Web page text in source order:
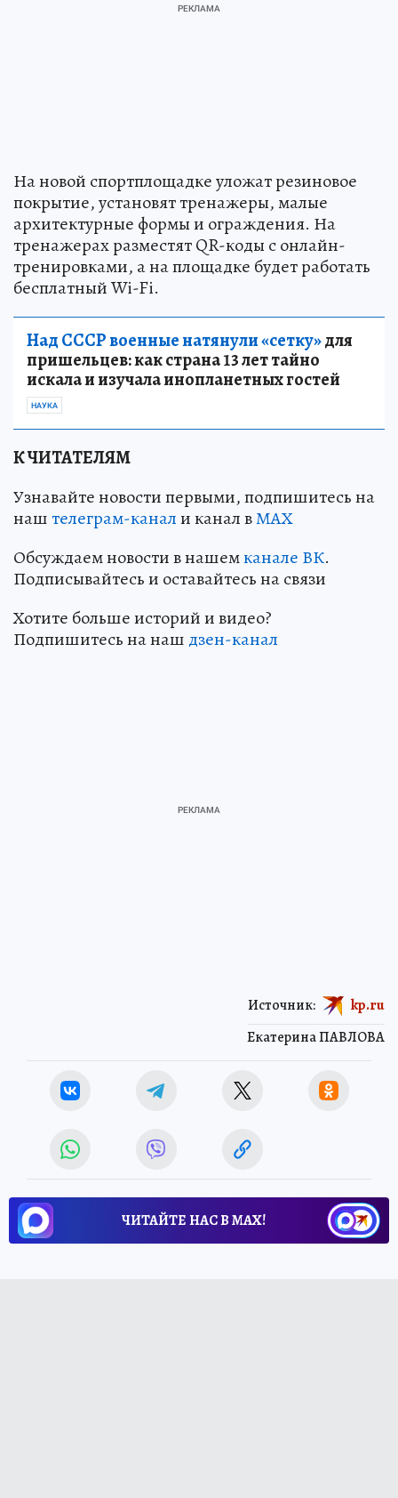
На новой спортплощадке уложат резиновое
покрытие, установят тренажеры, малые
архитектурные формы и ограждения. На
тренажерах разместят QR-коды с онлайн-
тренировками, а на площадке будет работать
бесплатный Wi-Fi.
Над СССР военные натянули «сетку»для
пришельцев: как страна 13 лет тайно
искала и изучала инопланетных гостей
НАУКА
К ЧИТАТЕЛЯМ
Узнавайте новости первыми, подпишитесь на
наштелеграм-канали канал вМАХ
Обсуждаем новости в нашемканале ВК.
Подписывайтесь и оставайтесь на связи
Хотите больше историй и видео?
Подпишитесь на наш дзен-канал
Екатерина ПАВЛОВА
Источник: kp.ru
ЧИТАЙТЕ НАС В МАХ!